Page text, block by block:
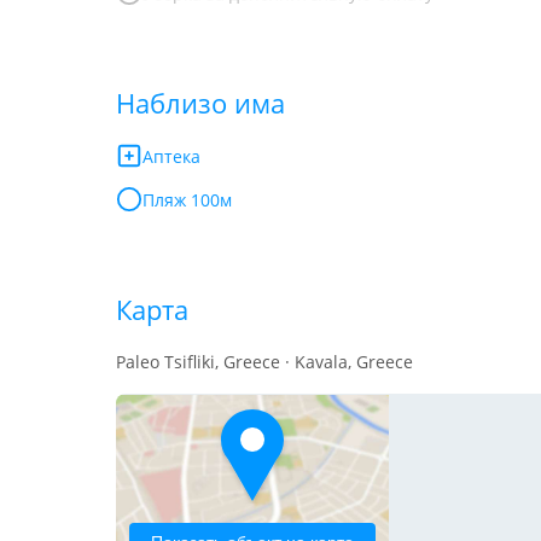
Наблизо има
Аптека
Пляж 100м
Карта
Paleo Tsifliki, Greece · Kavala, Greece